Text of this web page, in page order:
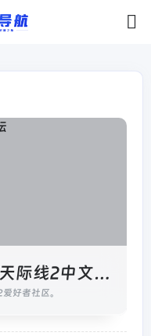
CSLBBS 都市天际线2中文论坛
好者社区。